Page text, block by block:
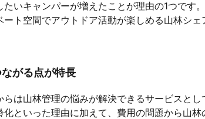
いキャンパーが増えたことが理由の1つです
ート空間でアウトドア活動が楽しめる山林シェ
がる点が特長
は山林管理の悩みが解決できるサービスとし
といった理由に加えて、費用の問題から山林